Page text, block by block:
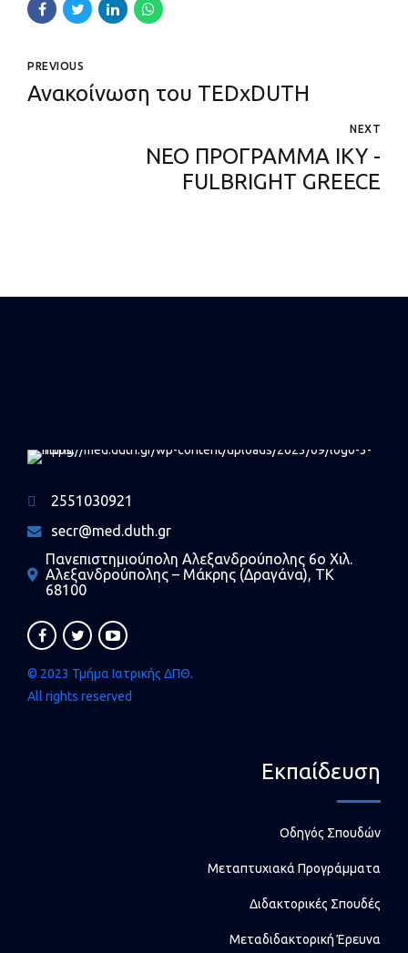
PREVIOUS
Ανακοίνωση του TEDxDUTH
NEXT
ΝΕΟ ΠΡΟΓΡΑΜΜΑ ΙΚΥ -
FULBRIGHT GREECE
2551030921
secr@med.duth.gr
Πανεπιστημιούπολη Αλεξανδρούπολης 6ο Χιλ.
Αλεξανδρούπολης – Μάκρης (Δραγάνα), ΤΚ
68100
© 2023 Τμήμα Ιατρικής ΔΠΘ.
All rights reserved
Εκπαίδευση
Οδηγός Σπουδών
Μεταπτυχιακά Προγράμματα
Διδακτορικές Σπουδές
Μεταδιδακτορική Έρευνα